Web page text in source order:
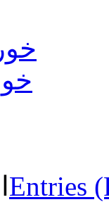
Entries